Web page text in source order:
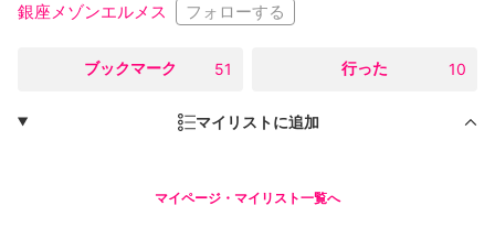
銀座メゾンエルメス フォローする
ブックマーク 51 行った 10
マイリストに追加
マイページ・マイリスト一覧へ